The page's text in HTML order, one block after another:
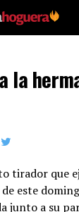
la
tirador que
este
junto a su